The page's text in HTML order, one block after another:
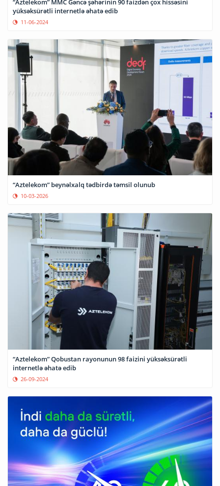
“Aztelekom” MMC Gəncə şəhərinin 90 faizdən çox hissəsini
yüksəksürətli internetlə əhatə edib
11-06-2024
“Aztelekom” beynəlxalq tədbirdə təmsil olunub
10-03-2026
“Aztelekom” Qobustan rayonunun 98 faizini yüksəksürətli
internetlə əhatə edib
26-09-2024